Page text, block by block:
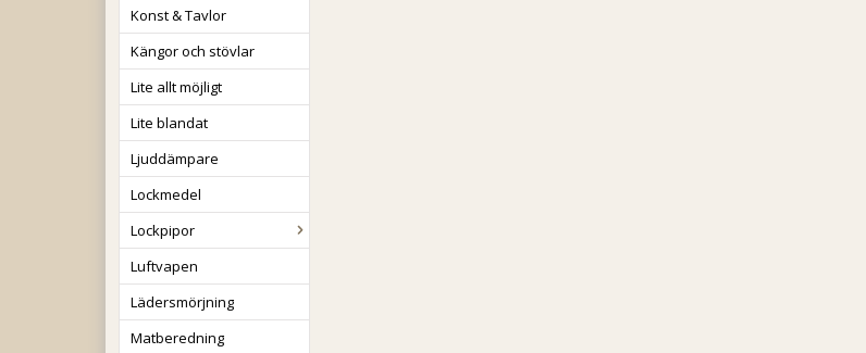
Konst & Tavlor
Kängor och stövlar
Lite allt möjligt
Lite blandat
Ljuddämpare
Lockmedel
Lockpipor
Luftvapen
Lädersmörjning
Matberedning